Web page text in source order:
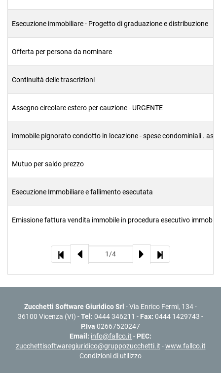
Esecuzione immobiliare - Progetto di graduazione e distribuzione
Offerta per persona da nominare
Continuità delle trascrizioni
Assegno circolare estero per cauzione - URGENTE
immobile pignorato condotto in locazione - spese condominiali .
Mutuo per saldo prezzo
Esecuzione Immobiliare e fallimento esecutata
Emissione fattura vendita immobile in procedura esecutivo
Zucchetti Software Giuridico Srl - Via Enrico Fermi, 134 -
36100 Vicenza (VI) -Tel: 0444 346211 - Fax: 0444 1429743 -
P.Iva 02667520247
Email: info@fallco.it - PEC:
zucchettisoftwaregiuridico@gruppozucchetti.it -www.fallco.it
Condizioni di utilizzo